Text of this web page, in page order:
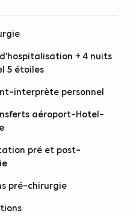
+ 4 nuits
5 étoiles
interprète personnel
aéroport-Hotel-
pré et post-
pré-chirurgie